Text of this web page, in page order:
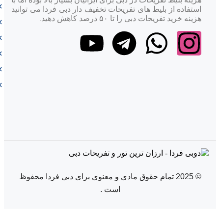
بله، هتل دارای استخر روباز با چشم‌انداز زیبای دبی است.
3. آیا هتل اج کریک ساید برای مسافران تجاری مناسب
بله، این هتل در نزدیکی مراکز خرید مشهوری مانند دیره سیتی سنتر
استفاده از بلیط های تفریحات تخفیف دار دبی فردا می توانید
هزینه خرید تفریحات دبی را تا ۵۰ درصد کاهش دهید.
© 2025 تمام حقوق مادی و معنوی برای دبی فردا محفوظ
است .